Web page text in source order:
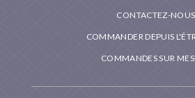
CONTACTEZ-NOUS
COMMANDER DEPUIS
COMMANDES SUR